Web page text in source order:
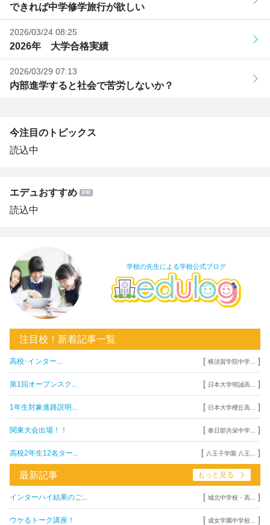
できれば中学修学旅行が欲しい
2026/03/24 08:25
2026年 大学合格実績
2026/03/29 07:13
内部進学すると社会で苦労しないか？
今注目のトピックス
読込中
エデュおすすめ
読込中
学校の先生による学校公式ブログ
注目校！新着記事一覧
高校･インター... [ 横須賀学院中学... ]
第1回オープンスク... [ 日本大学明誠高... ]
1年生対象進路説明... [ 日本大学櫻丘高... ]
関東大会出場！！ [ 春日部共栄中学... ]
高校2年生12名ター... [ 八王子学園 八王... ]
最新記事 もっと見る
インターハイ結果のご... [ 城北中学校・高... ]
ウケるトーク講座！ [ 成女学園中学校... ]